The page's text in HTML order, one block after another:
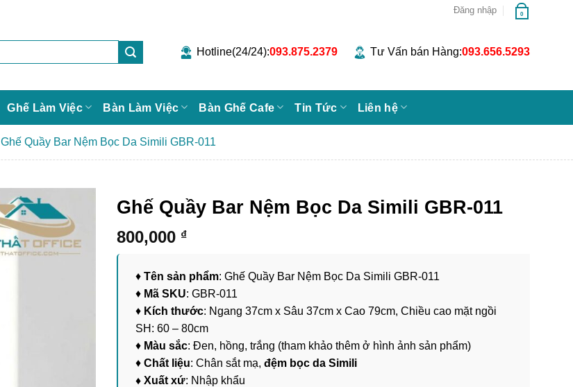
Đăng nhập 0
Hotline(24/24):093.875.2379 Tư Vấn bán Hàng:093.656.5293
Ghế Làm Việc Bàn Làm Việc Bàn Ghế Cafe Tin Tức Liên hệ
Ghế Quầy Bar Nệm Bọc Da Simili GBR-011
Ghế Quầy Bar Nệm Bọc Da Simili GBR-011
800,000 ₫
♦ Tên sản phẩm: Ghế Quầy Bar Nệm Bọc Da Simili GBR-011
♦ Mã SKU: GBR-011
♦ Kích thước: Ngang 37cm x Sâu 37cm x Cao 79cm, Chiều cao mặt ngồi
SH: 60 – 80cm
♦ Màu sắc: Đen, hồng, trắng (tham khảo thêm ở hình ảnh sản phẩm)
♦ Chất liệu: Chân sắt mạ, đệm bọc da Simili
♦ Xuất xứ: Nhập khẩu